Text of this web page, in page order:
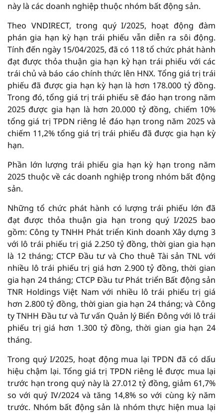
này là các doanh nghiệp thuộc nhóm bất động sản.
Theo VNDIRECT, trong quý I/2025, hoạt động đàm
phán gia hạn kỳ hạn trái phiếu vẫn diễn ra sôi động.
Tính đến ngày 15/04/2025, đã có 118 tổ chức phát hành
đạt được thỏa thuận gia hạn kỳ hạn trái phiếu với các
trái chủ và báo cáo chính thức lên HNX. Tổng giá trị trái
phiếu đã được gia hạn kỳ hạn là hơn 178.000 tỷ đồng.
Trong đó, tổng giá trị trái phiếu sẽ đáo hạn trong năm
2025 được gia hạn là hơn 20.000 tỷ đồng, chiếm 10%
tổng giá trị TPDN riêng lẻ đáo hạn trong năm 2025 và
chiếm 11,2% tổng giá trị trái phiếu đã được gia hạn kỳ
hạn.
Phần lớn lượng trái phiếu gia hạn kỳ hạn trong năm
2025 thuộc về các doanh nghiệp trong nhóm bất động
sản.
Những tổ chức phát hành có lượng trái phiếu lớn đã
đạt được thỏa thuận gia hạn trong quý I/2025 bao
gồm: Công ty TNHH Phát triển Kinh doanh Xây dựng 3
với lô trái phiếu trị giá 2.250 tỷ đồng, thời gian gia hạn
là 12 tháng; CTCP Đầu tư và Cho thuê Tài sản TNL với
nhiều lô trái phiếu trị giá hơn 2.900 tỷ đồng, thời gian
gia hạn 24 tháng; CTCP Đầu tư Phát triển Bất động sản
TNR Holdings Việt Nam với nhiều lô trái phiếu trị giá
hơn 2.800 tỷ đồng, thời gian gia hạn 24 tháng; và Công
ty TNHH Đầu tư và Tư vấn Quản lý Biển Đông với lô trái
phiếu trị giá hơn 1.300 tỷ đồng, thời gian gia hạn 24
tháng.
Trong quý I/2025, hoạt động mua lại TPDN đã có dấu
hiệu chậm lại. Tổng giá trị TPDN riêng lẻ được mua lại
trước hạn trong quý này là 27.012 tỷ đồng, giảm 61,7%
so với quý IV/2024 và tăng 14,8% so với cùng kỳ năm
trước. Nhóm bất động sản là nhóm thực hiện mua lại